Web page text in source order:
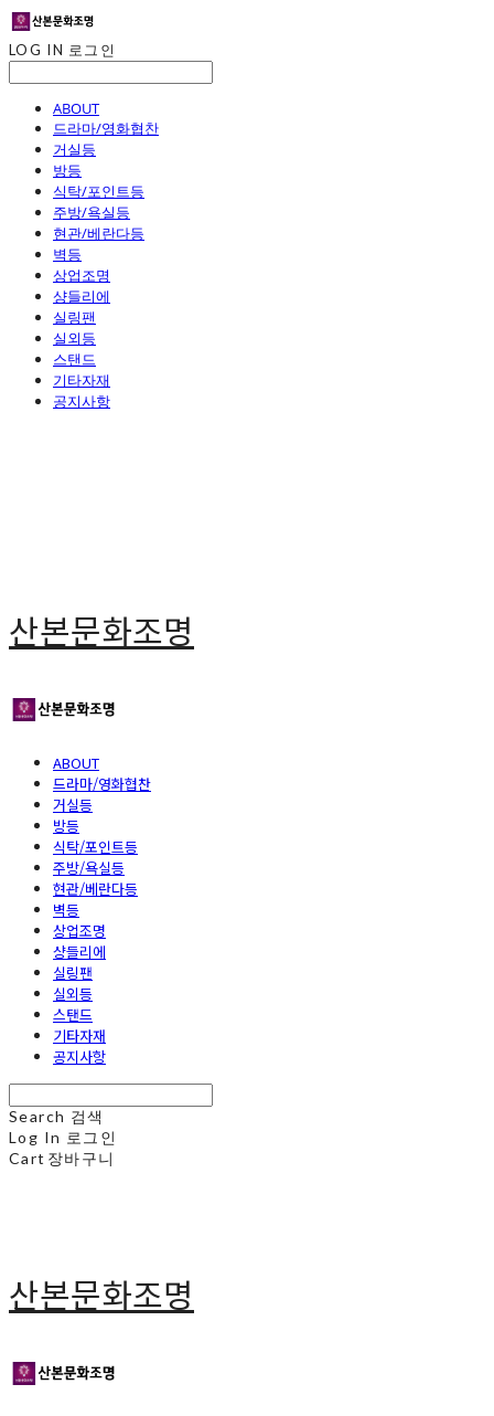
LOG IN 로그인
ABOUT
드라마/영화협찬
거실등
방등
식탁/포인트등
주방/욕실등
현관/베란다등
벽등
상업조명
샹들리에
실링팬
실외등
스탠드
기타자재
공지사항
산본문화조명
ABOUT
드라마/영화협찬
거실등
방등
식탁/포인트등
주방/욕실등
현관/베란다등
벽등
상업조명
샹들리에
실링팬
실외등
스탠드
기타자재
공지사항
Search 검색
Log In 로그인
Cart 장바구니
산본문화조명